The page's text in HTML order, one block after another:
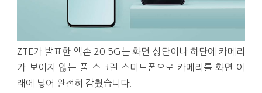
ZTE가 발표한 액손 20 5G는 화면 상단이나 하단에 카메라
가 보이지 않는 풀 스크린 스마트폰으로 카메라를 화면 아
래에 넣어 완전히 감췄습니다.